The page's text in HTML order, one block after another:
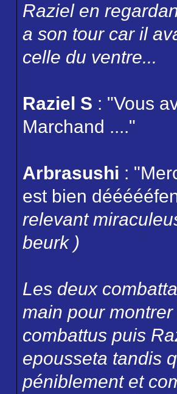
Raziel en
a son tour car il
celle du ventre...
Raziel S : "Vous
Marchand ...."
Arbrasushi :
est bien
relevant
beurk )
Les deux
main pour
combattus puis
epousseta tandis
péniblement et